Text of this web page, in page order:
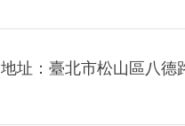
地址：臺北市松山區八德